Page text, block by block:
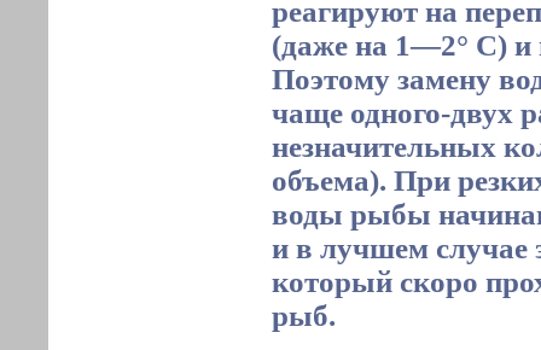
реагируют на
(даже на 1—2° С) и
Поэтому замену
чаще одного-двух
незначительных
объема). При
воды рыбы
и в лучшем случае
который скоро
рыб.